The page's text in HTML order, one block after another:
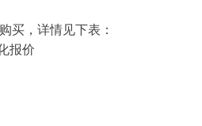
买，详情见下表：
报价